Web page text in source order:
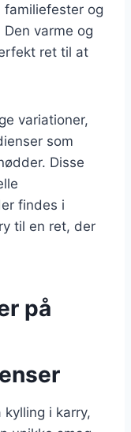
og
varme og
ret til at
variationer,
som
Disse
findes i
til en ret, der
på
i karry,